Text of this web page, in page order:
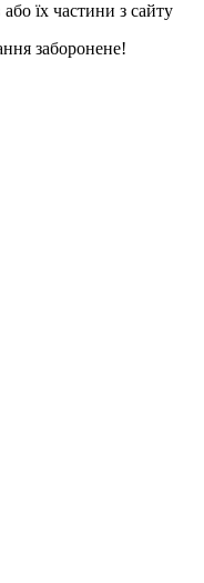
їх частини з сайту
заборонене!